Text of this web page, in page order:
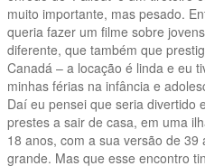
muito importante, mas pesado.
queria fazer um filme sobre
diferente, que também que
Canadá – a locação é linda e eu
minhas férias na infância e
Daí eu pensei que seria divertido
prestes a sair de casa, em uma
18 anos, com a sua versão de
grande. Mas que esse encontro